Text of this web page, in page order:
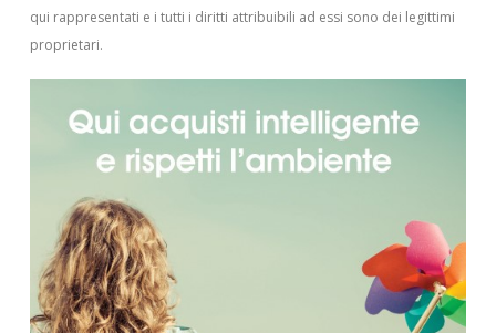
qui rappresentati e i tutti i diritti attribuibili ad essi sono dei legittimi
proprietari.